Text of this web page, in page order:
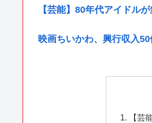
【芸能】80年代アイドル
映画ちいかわ、興行収入
【芸